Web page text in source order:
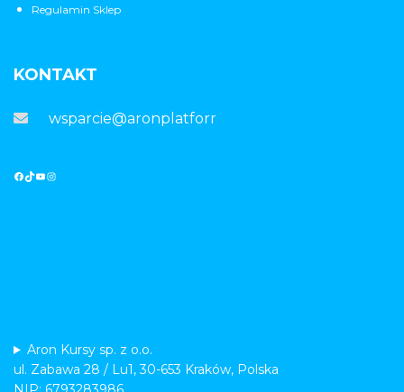
Regulamin Sklep
KONTAKT
wsparcie@aronplatforma.pl
Aron Kursy sp. z o.o.
ul. Zabawa 28 / Lu1, 30-653 Kraków, Polska